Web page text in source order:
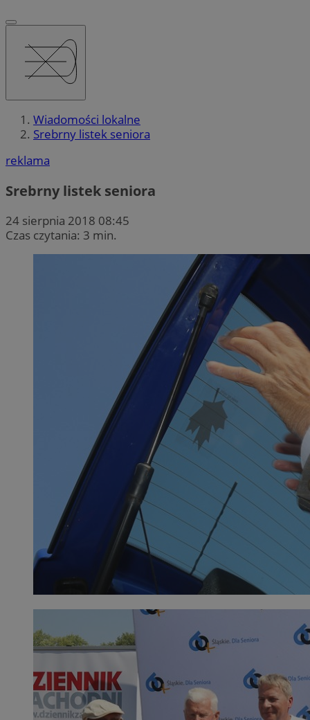
Wiadomości lokalne
Srebrny listek seniora
reklama
Srebrny listek seniora
24 sierpnia 2018 08:45
Czas czytania: 3 min.